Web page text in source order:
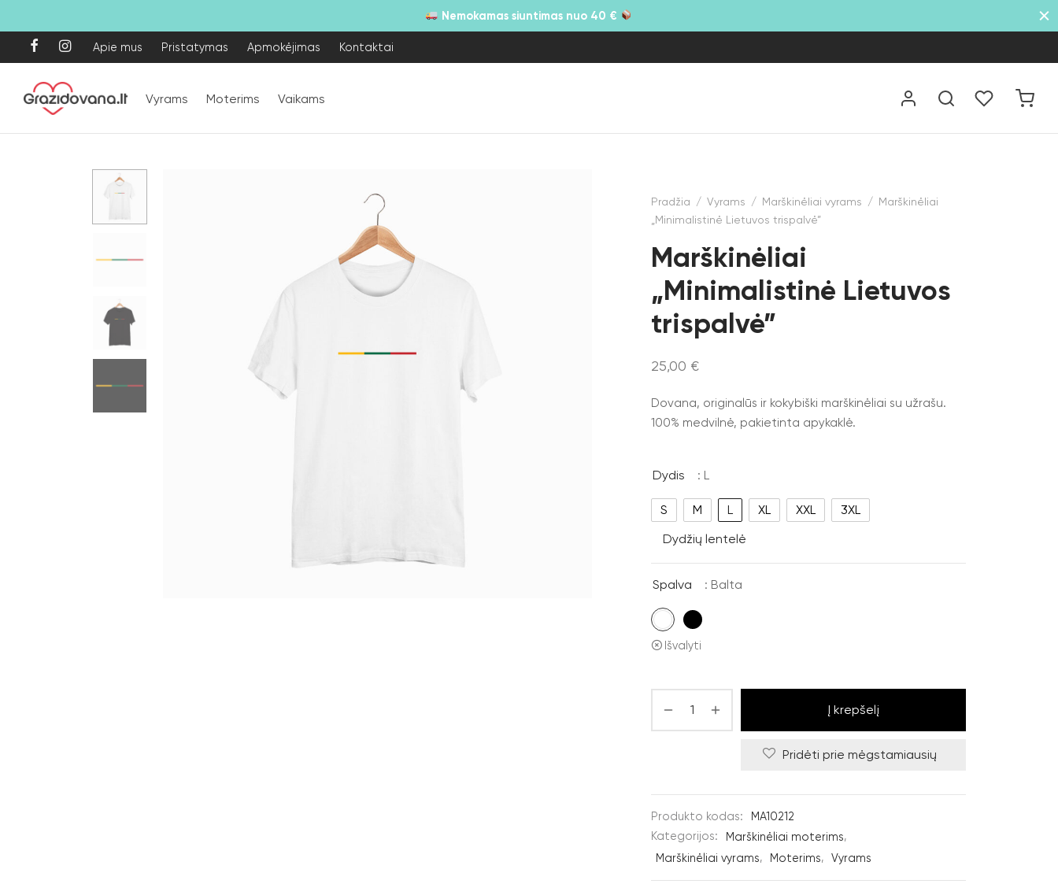
Nemokamas siuntimas nuo 40 €
Apie mus Pristatymas Apmokėjimas Kontaktai
Vyrams Moterims Vaikams
Pradžia / Vyrams / Marškinėliai vyrams / Marškinėliai
„Minimalistinė Lietuvos trispalvė”
Marškinėliai
„Minimalistinė Lietuvos
trispalvė”
25,00 €
Dovana, originalūs ir kokybiški marškinėliai su užrašu.
100% medvilnė, pakietinta apykaklė.
Dydis : L
S M L XL XXL
3XL
Dydžių lentelė
Spalva : Balta
Išvalyti
Į krepšelį
Pridėti prie mėgstamiausių
Produkto kodas:
MA10212
Kategorijos:
Marškinėliai moterims,
Marškinėliai vyrams, Moterims, Vyrams